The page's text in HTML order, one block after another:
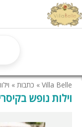
Villa Belle
» כתבות »
וילות נופש